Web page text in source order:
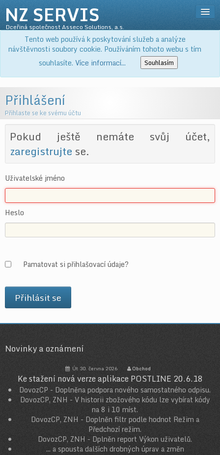
NZ SERVIS
Dceřiná společnost Asseco Solutions, a.s.
Přihlásit
SLUŽBY
KOŠÍK
Tento web používá k poskytování služeb a analýze
návštěvnosti soubory cookie. Používáním tohoto webu s tím
souhlasíte. Více informací... Souhlasím
Přihlášení
Přihlaste se ke svému účtu
Pokud ještě nemáte svůj účet,
zaregistrujte se.
Uživatelské jméno
Heslo
Pamatovat si přihlašovací údaje?
Novinky a oznámení
Út 30. června 2026 Obchod
Ke stažení nová verze aplikace POSTLINE 20.6.18
DovozCP - Doplněna podpora nového samostatného odpisu.
DovozCP, ZNH - V historii zbožového kódu lze vybírat kódy
na 8 i 10 míst.
DovozCP, ZNH - Doplněn filtr podle hodnot Režim a
Předchozí režim.
DovozCP, ZNH - Dplněn report Výkon uživatelů.
... a spousta dalších drobných úprav a změn